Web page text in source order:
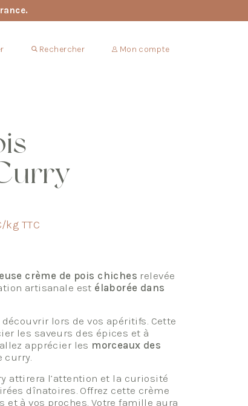
Rechercher Mon compte
kg TTC
crème de pois chiches relevée
artisanale est élaborée dans
lors de vos apéritifs. Cette
les saveurs des épices et à
apprécier les morceaux des
curry.
attirera l’attention et la curiosité
dînatoires. Offrez cette crème
à vos proches. Votre famille aura